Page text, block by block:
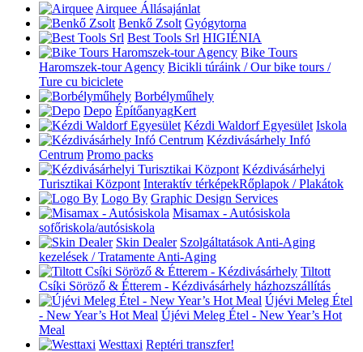
Airquee Állásajánlat
Benkő Zsolt Gyógytorna
Best Tools Srl HIGIÉNIA
Bike Tours
Haromszek-tour Agency Bicikli túráink / Our bike tours /
Ture cu biciclete
Borbélyműhely
Depo ÉpítőanyagKert
Kézdi Waldorf Egyesület Iskola
Kézdivásárhely Infó
Centrum Promo packs
Kézdivásárhelyi
Turisztikai Központ Interaktív térképekRőplapok / Plakátok
Logo By Graphic Design Services
Misamax - Autósiskola
sofőriskola/autósiskola
Skin Dealer Szolgáltatások Anti-Aging
kezelések / Tratamente Anti-Aging
Tiltott
Csíki Söröző & Étterem - Kézdivásárhely házhozszállítás
Újévi Meleg Étel
- New Year’s Hot Meal Újévi Meleg Étel - New Year’s Hot
Meal
Westtaxi Reptéri transzfer!